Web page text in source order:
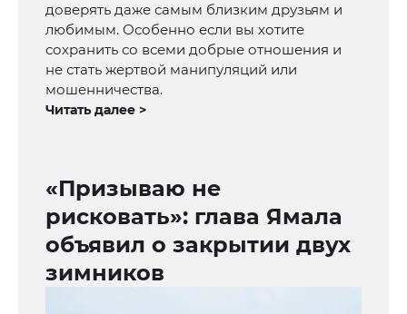
доверять даже самым близким друзьям и
любимым. Особенно если вы хотите
сохранить со всеми добрые отношения и
не стать жертвой манипуляций или
мошенничества.
Читать далее >
«Призываю не
рисковать»: глава Ямала
объявил о закрытии двух
зимников